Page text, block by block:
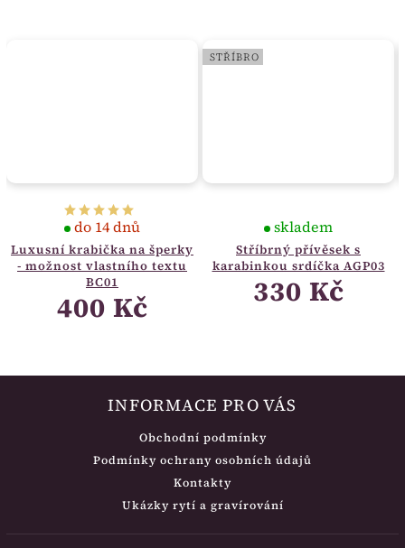
Luxusní krabička na šperky
- možnost vlastního textu
BC01
do 14 dnů
400 Kč
STŘÍBRO
Stříbrný přívěsek s
karabinkou srdíčka AGP03
skladem
330 Kč
INFORMACE PRO VÁS
Obchodní podmínky
Podmínky ochrany osobních údajů
Kontakty
Ukázky rytí a gravírování